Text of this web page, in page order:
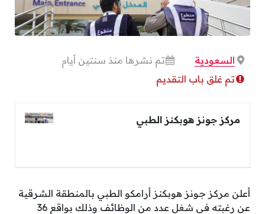
السعودية
تم نشرها منذ سنتين أيام
تم غلق باب التقديم
مركز جونز هوبكنز الطبي
أعلن مركز جونز هوبكنز أرامكو الطبي بالمنطقة الشرقية
عن رغبته في شغل عدد من الوظائف وذلك بواقع 36